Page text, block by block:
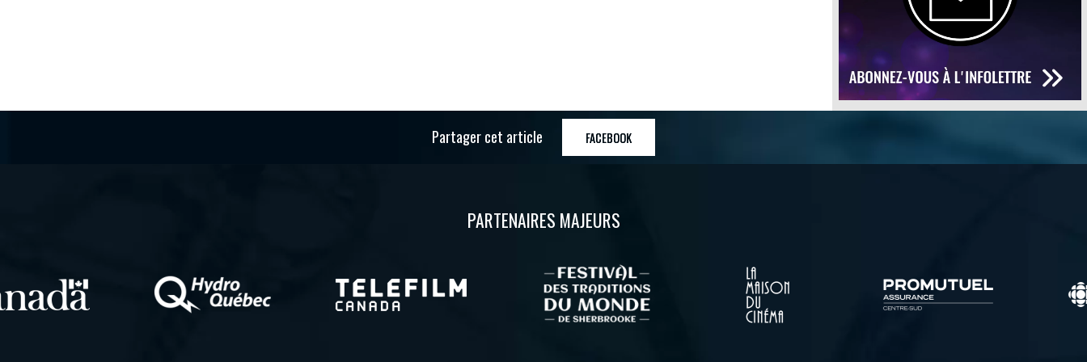
Partager cet article FACEBOOK
PARTENAIRES MAJEURS